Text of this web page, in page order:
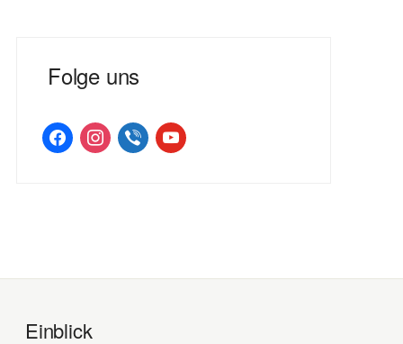
Folge uns
facebookinstagramviber youtube
Einblick